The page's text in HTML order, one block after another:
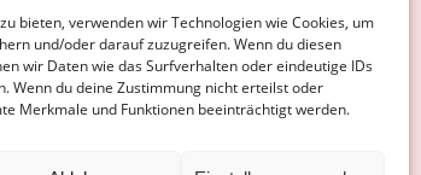
bieten, verwenden wir Technologien wie Cookies, um
und/oder darauf zuzugreifen. Wenn du diesen
wir Daten wie das Surfverhalten oder eindeutige IDs
Wenn du deine Zustimmung nicht erteilst oder
Merkmale und Funktionen beeinträchtigt werden.